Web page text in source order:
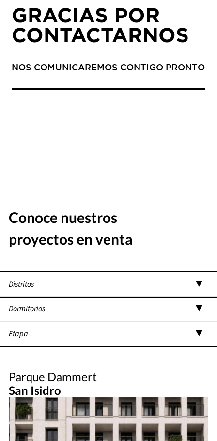
GRACIAS POR
CONTACTARNOS
NOS COMUNICAREMOS CONTIGO PRONTO
Conoce nuestros
proyectos en venta
Distritos
Dormitorios
Etapa
Parque Dammert
San Isidro